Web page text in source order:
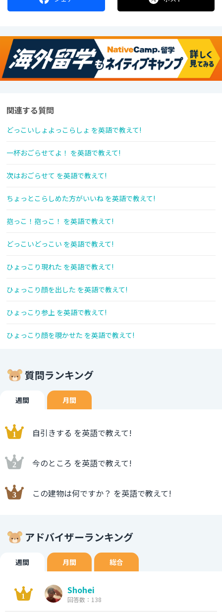
関連する質問
どっこいしょよっこらしょ を英語で教えて!
一杯おごらせてよ！ を英語で教えて!
次はおごらせて を英語で教えて!
ちょっとこらしめた方がいいね を英語で教えて!
抱っこ！抱っこ！ を英語で教えて!
どっこいどっこい を英語で教えて!
ひょっこり現れた を英語で教えて!
ひょっこり顔を出した を英語で教えて!
ひょっこり参上 を英語で教えて!
ひょっこり顔を覗かせた を英語で教えて!
質問ランキング
週間 月間
自引きする を英語で教えて!
今のところ を英語で教えて!
この建物は何ですか？ を英語で教えて!
アドバイザーランキング
週間 月間 総合
Shohei
回答数：138